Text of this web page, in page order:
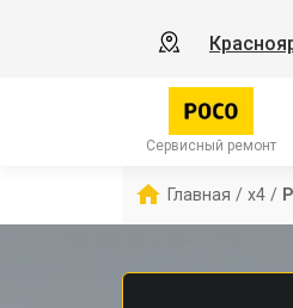
Сервисный ремонт
Главная / x4 /